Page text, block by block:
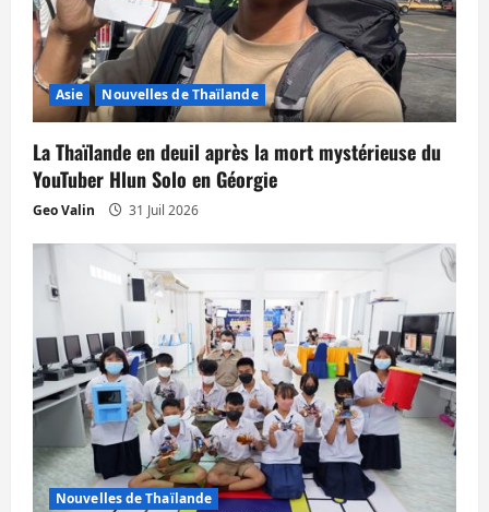
Asie Nouvelles de Thaïlande
La Thaïlande en deuil après la mort mystérieuse du
YouTuber Hlun Solo en Géorgie
Geo Valin 31 Juil 2026
Nouvelles de Thaïlande